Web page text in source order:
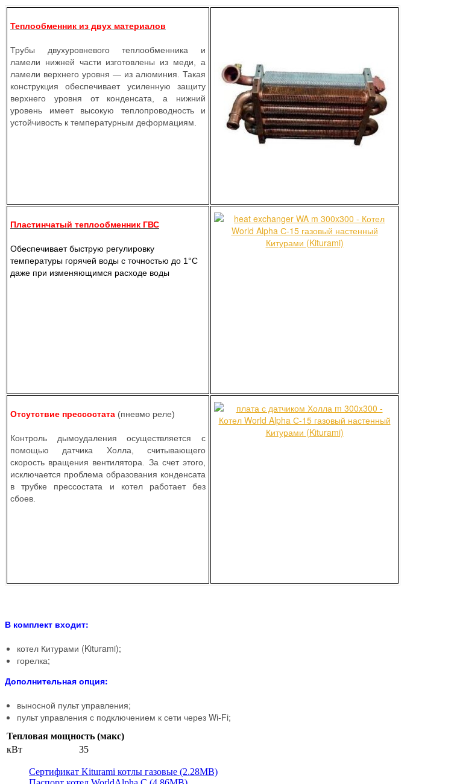
Теплообменник из двух материалов
Трубы двухуровневого теплообменника и
ламели нижней части изготовлены из меди, а
ламели верхнего уровня — из алюминия. Такая
конструкция обеспечивает усиленную защиту
верхнего уровня от конденсата, а нижний
уровень имеет высокую теплопроводность и
устойчивость к температурным деформациям.
Пластинчатый теплообменник ГВС
Обеспечивает быструю регулировку
температуры горячей воды с точностью до 1°C
даже при изменяющимся расходе воды
Отсутствие прессостата (пневмо реле)
Контроль дымоудаления осуществляется с
помощью датчика Холла, считывающего
скорость вращения вентилятора. За счет этого,
исключается проблема образования конденсата
в трубке прессостата и котел работает без
сбоев.
В комплект входит:
котел Китурами (Kiturami);
горелка;
Дополнительная опция:
выносной пульт управления;
пульт управления с подключением к сети через Wi-Fi;
Тепловая мощность (макс)
кВт
35
Сертификат Kiturami котлы газовые (2.28MB)